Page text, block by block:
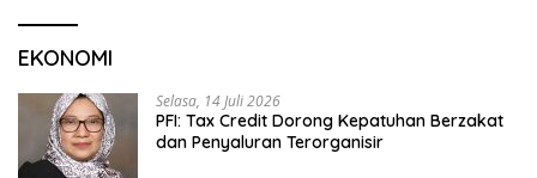
EKONOMI
Selasa, 14 Juli 2026
PFI: Tax Credit Dorong Kepatuhan Berzakat
dan Penyaluran Terorganisir